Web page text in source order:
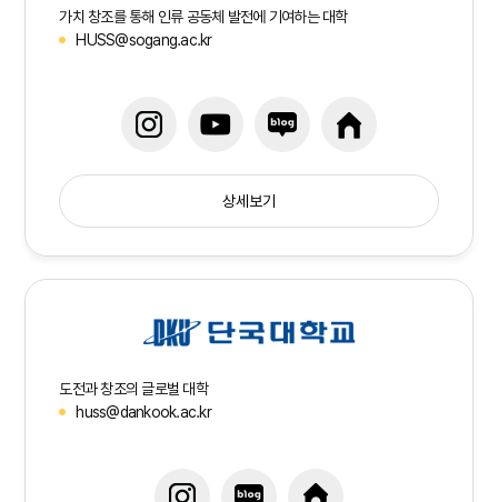
가치 창조를 통해 인류 공동체 발전에 기여하는 대학
HUSS@sogang.ac.kr
상세보기
도전과 창조의 글로벌 대학
huss@dankook.ac.kr